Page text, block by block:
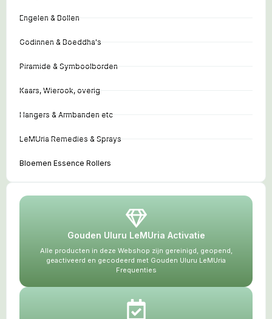
Engelen & Bollen
Godinnen & Boeddha's
Piramide & Symboolborden
Kaars, Wierook, overig
Hangers & Armbanden etc
LeMUria Remedies & Sprays
Bloemen Essence Rollers
Gouden Uluru LeMUria Activatie
Alle producten in deze Webshop zijn gereinigd, geopend,
geactiveerd en gecodeerd met Gouden Uluru LeMUria
Frequenties